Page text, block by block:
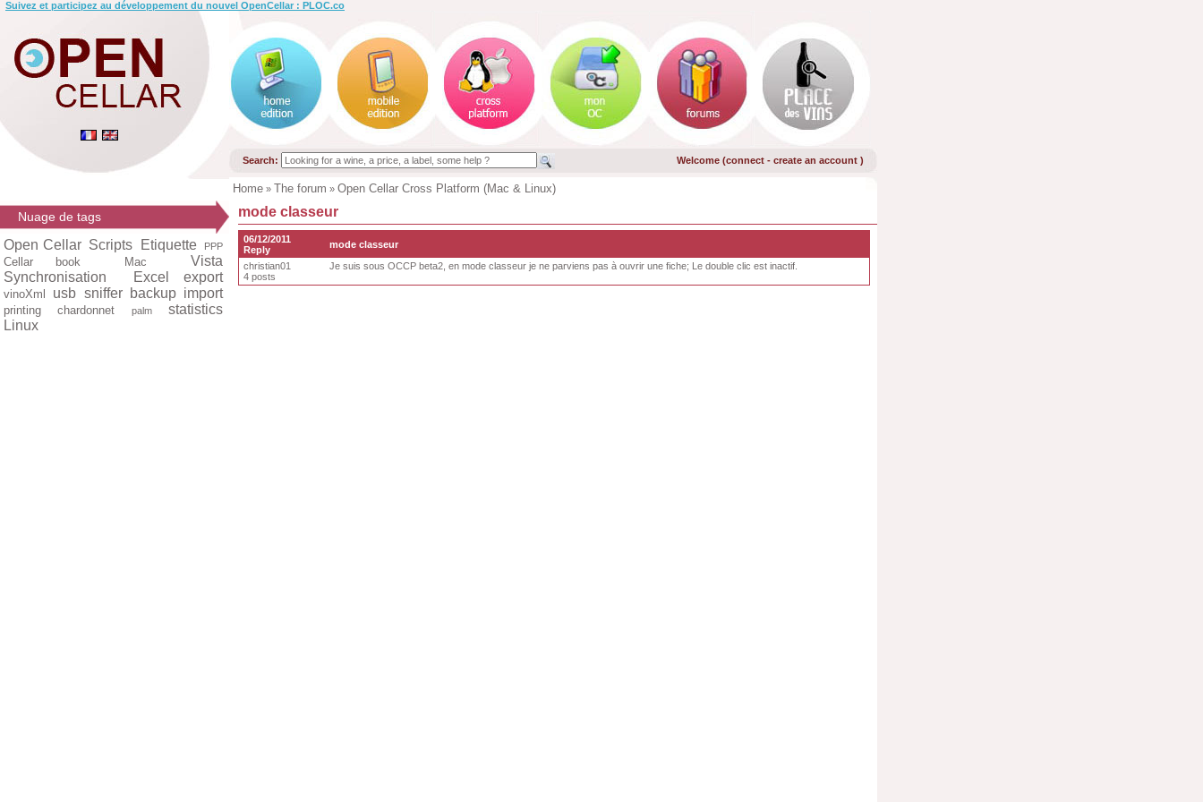
Suivez et participez au développement du nouvel OpenCellar : PLOC.co
Search: Welcome (connect - create an account )
Home » The forum » Open Cellar Cross Platform (Mac & Linux)
Nuage de tags
Open Cellar Scripts Etiquette PPP
Cellar book Mac
Vista
Synchronisation
Excel export
vinoXml usb sniffer backup import
printing chardonnet palm
statistics
Linux
mode classeur
06/12/2011
Reply
mode classeur
christian01
4 posts
Je suis sous OCCP beta2, en mode classeur je ne parviens pas à ouvrir une fiche; Le double clic est inactif.